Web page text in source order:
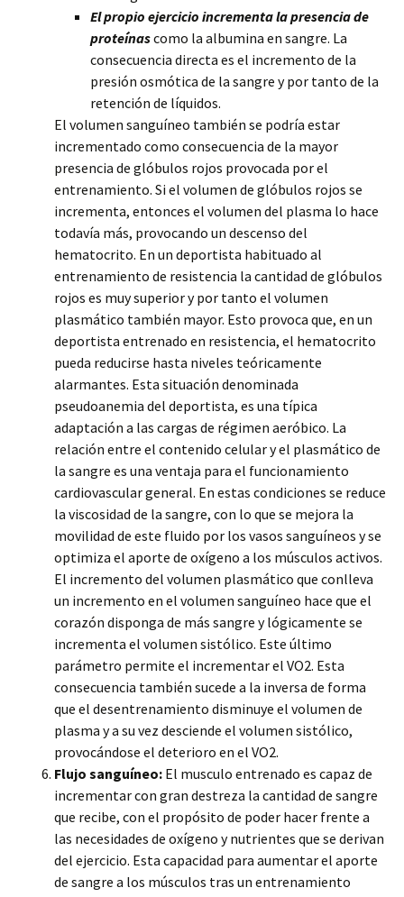
El propio ejercicio incrementa la presencia de
proteínascomo la albumina en sangre. La
consecuencia directa es el incremento de la
presión osmótica de la sangre y por tanto de la
retención de líquidos.
El volumen sanguíneo también se podría estar
incrementado como consecuencia de la mayor
presencia de glóbulos rojos provocada por el
entrenamiento. Si el volumen de glóbulos rojos se
incrementa, entonces el volumen del plasma lo hace
todavía más, provocando un descenso del
hematocrito. En un deportista habituado al
entrenamiento de resistencia la cantidad de glóbulos
rojos es muy superior y por tanto el volumen
plasmático también mayor. Esto provoca que, en un
deportista entrenado en resistencia, el hematocrito
pueda reducirse hasta niveles teóricamente
alarmantes. Esta situación denominada
pseudoanemia del deportista, es una típica
adaptación a las cargas de régimen aeróbico. La
relación entre el contenido celular y el plasmático de
la sangre es una ventaja para el funcionamiento
cardiovascular general. En estas condiciones se reduce
la viscosidad de la sangre, con lo que se mejora la
movilidad de este fluido por los vasos sanguíneos y se
optimiza el aporte de oxígeno a los músculos activos.
El incremento del volumen plasmático que conlleva
un incremento en el volumen sanguíneo hace que el
corazón disponga de más sangre y lógicamente se
incrementa el volumen sistólico. Este último
parámetro permite el incrementar el VO2. Esta
consecuencia también sucede a la inversa de forma
que el desentrenamiento disminuye el volumen de
plasma y a su vez desciende el volumen sistólico,
provocándose el deterioro en el VO2.
Flujo sanguíneo: El musculo entrenado es capaz de
incrementar con gran destreza la cantidad de sangre
que recibe, con el propósito de poder hacer frente a
las necesidades de oxígeno y nutrientes que se derivan
del ejercicio. Esta capacidad para aumentar el aporte
de sangre a los músculos tras un entrenamiento